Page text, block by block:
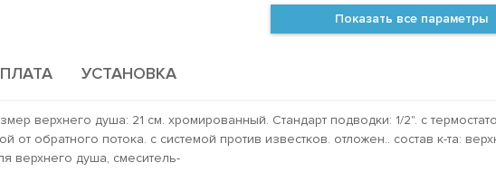
Показать все параметры
УСТАНОВКА
верхнего душа: 21 см. хромированный. Стандарт подводки: 1/2". с
от обратного потока. с системой против известков. отложен.. состав к-та:
верхнего душа, смеситель-